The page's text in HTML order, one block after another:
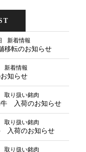
新着情報
移転のお知らせ
新着情報
知らせ
取り扱い銘肉
牛 入荷のお知らせ
取り扱い銘肉
入荷のお知らせ
取り扱い銘肉